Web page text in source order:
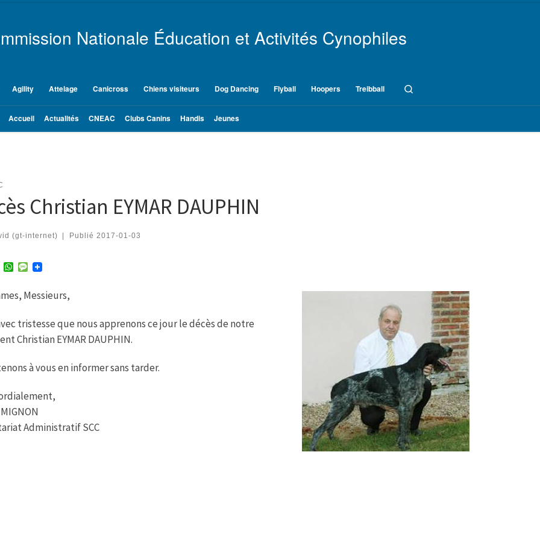
Accueil Actualités CNEAC Clubs Canins Handis Jeunes
Nationale Éducation et Activités Cynophiles
Agility Attelage Canicross Chiens visiteurs Dog Dancing Flyball Hoopers Treibball
Christian EYMAR DAUPHIN
(gt-internet) Publié 2017-01-03
T
W
t
p
p
M
s
e
Messieurs,
tristesse que nous apprenons ce jour le décès de notre
Christian EYMAR DAUPHIN.
à vous en informer sans tarder.
Administratif SCC